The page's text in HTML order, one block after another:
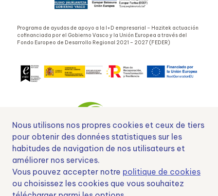
Programa de ayudas de apoyo a la I+D empresarial – Hazitek actuación
cofinanciada por el Gobierno Vasco y la Unión Europea a través del
Fondo Europeo de Desarrollo Regional 2021 – 2027 (FEDER)
Nº EXP 00152378 / SNEO-20222129 Financiado por la Unión Europea –
Nous utilisons nos propres cookies et ceux de tiers
pour obtenir des données statistiques sur les
habitudes de navigation de nos utilisateurs et
améliorer nos services.
Vous pouvez accepter notre politique de cookies
ou choisissez les cookies que vous souhaitez